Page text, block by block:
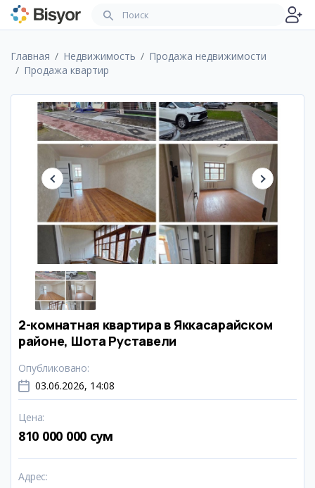
Главная Недвижимость
Продажа недвижимости
Продажа квартир
2-комнатная квартира в Яккасарайском
районе, Шота Руставели
Опубликовано:
03.06.2026, 14:08
Цена:
810 000 000 сум
Адрес: